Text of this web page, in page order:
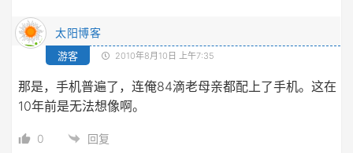
太阳博客
游客 2010年8月10日 上午7:35
那是，手机普遍了，连俺84滴老母亲都配上了手机。这在
10年前是无法想像啊。
0 回复